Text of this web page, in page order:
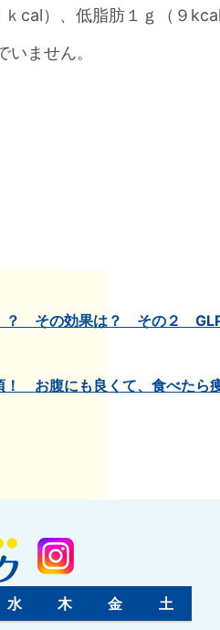
cal）、低脂肪１ｇ（９kcal
ません。
？ その効果は？ その２
お腹にも良くて、食べたら
水 木 金 土